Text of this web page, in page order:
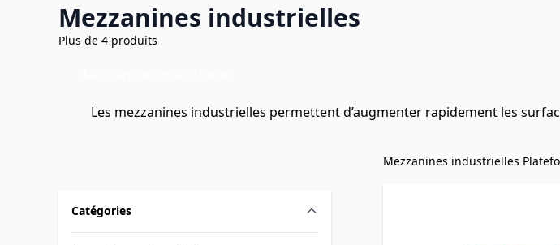
Mezzanines industrielles
Plus de 4 produits
Les mezzanines industrielles permettent d’augmenter rapidement les
Catégories
Mezzanines industrielles